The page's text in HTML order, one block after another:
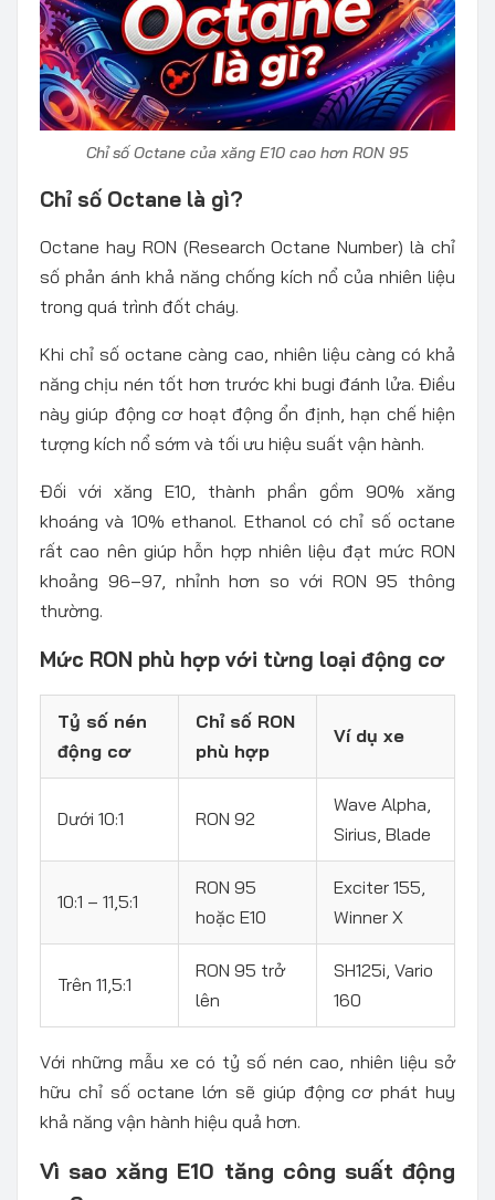
Chỉ số Octane của xăng E10 cao hơn RON 95
Chỉ số Octane là gì?
Octane hay RON (Research Octane Number) là chỉ
số phản ánh khả năng chống kích nổ của nhiên liệu
trong quá trình đốt cháy.
Khi chỉ số octane càng cao, nhiên liệu càng có khả
năng chịu nén tốt hơn trước khi bugi đánh lửa. Điều
này giúp động cơ hoạt động ổn định, hạn chế hiện
tượng kích nổ sớm và tối ưu hiệu suất vận hành.
Đối với xăng E10, thành phần gồm 90% xăng
khoáng và 10% ethanol. Ethanol có chỉ số octane
rất cao nên giúp hỗn hợp nhiên liệu đạt mức RON
khoảng 96–97, nhỉnh hơn so với RON 95 thông
thường.
Mức RON phù hợp với từng loại động cơ
Tỷ số nén
động cơ
Chỉ số RON
phù hợp
Ví dụ xe
Dưới 10:1 RON 92
Wave Alpha,
Sirius, Blade
10:1 – 11,5:1
RON 95
hoặc E10
Exciter 155,
Winner X
Trên 11,5:1
RON 95 trở
lên
SH125i, Vario
160
Với những mẫu xe có tỷ số nén cao, nhiên liệu sở
hữu chỉ số octane lớn sẽ giúp động cơ phát huy
khả năng vận hành hiệu quả hơn.
Vì sao xăng E10 tăng công suất động